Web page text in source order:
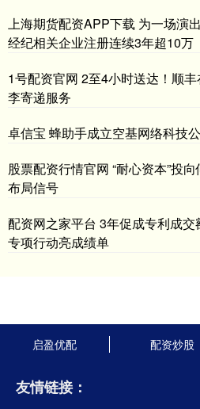
上海期货配资APP下载 为一场演
经纪相关企业注册连续3年超10万
1号配资官网 2至4小时送达！顺
李寄递服务
卓信宝 蜂助手成立空基网络科技
股票配资行情官网 “耐心资本”投
布局信号
配资网之家平台 3年促成专利成
专项行动亮成绩单
启盈优配 配资炒股
友情链接：